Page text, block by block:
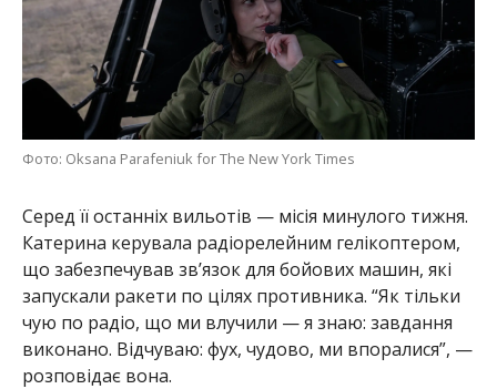
Фото: Oksana Parafeniuk for The New York Times
Серед її останніх вильотів — місія минулого тижня.
Катерина керувала радіорелейним гелікоптером,
що забезпечував зв’язок для бойових машин, які
запускали ракети по цілях противника. “Як тільки
чую по радіо, що ми влучили — я знаю: завдання
виконано. Відчуваю: фух, чудово, ми впоралися”, —
розповідає вона.